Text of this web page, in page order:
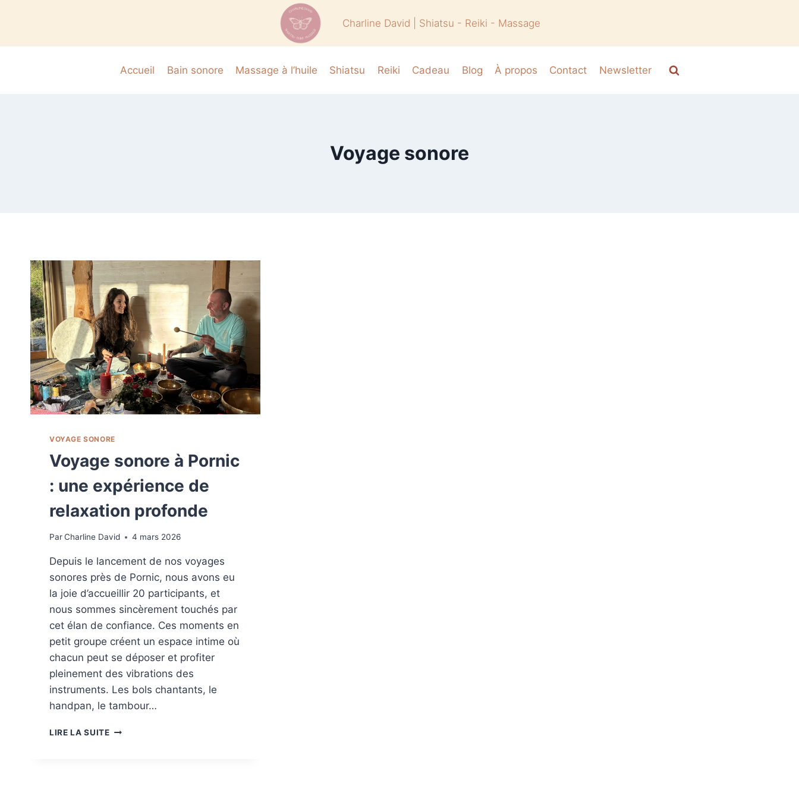
Charline David | Shiatsu - Reiki - Massage
Accueil Bain sonore Massage à l’huile Shiatsu Reiki Cadeau Blog À propos Contact Newsletter
Voyage sonore
VOYAGE SONORE
Voyage sonore à Pornic
: une expérience de
relaxation profonde
ParCharline David 4 mars 2026
Depuis le lancement de nos voyages
sonores près de Pornic, nous avons eu
la joie d’accueillir 20 participants, et
nous sommes sincèrement touchés par
cet élan de confiance. Ces moments en
petit groupe créent un espace intime où
chacun peut se déposer et profiter
pleinement des vibrations des
instruments. Les bols chantants, le
handpan, le tambour…
LIRE LA SUITE